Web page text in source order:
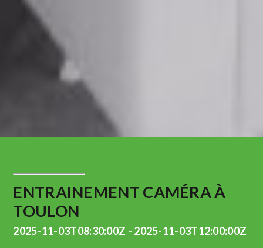
ENTRAINEMENT CAMÉRA À
TOULON
2025-11-03T08:30:00Z - 2025-11-03T12:00:00Z